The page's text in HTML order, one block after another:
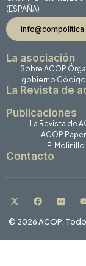
(ESPAÑA)
La asociación
Sobre ACOP
gobierno Código
La Revista de
Publicaciones
La Revista de
ACOP
El Molinillo
Contacto
© 2026 ACOP.